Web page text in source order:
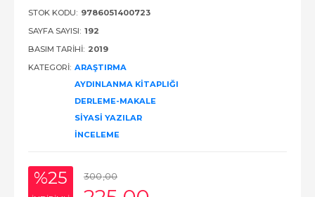
STOK KODU: 9786051400723
SAYFA SAYISI: 192
BASIM TARIHI: 2019
KATEGORI: ARAŞTIRMA
AYDINLANMA KITAPLIĞI
DERLEME-MAKALE
SIYASI YAZILAR
İNCELEME
%25 300,00